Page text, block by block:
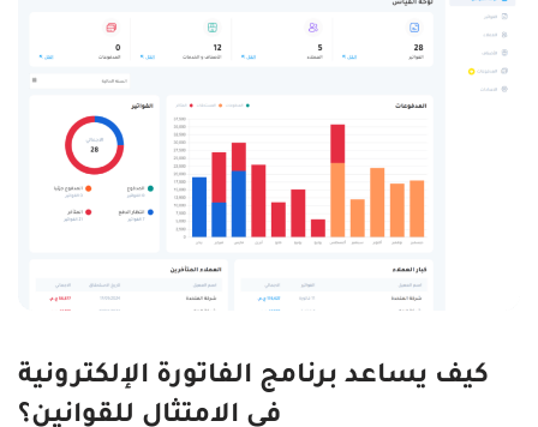
كيف يساعد برنامج الفاتورة الإلكترونية
في الامتثال للقوانين؟